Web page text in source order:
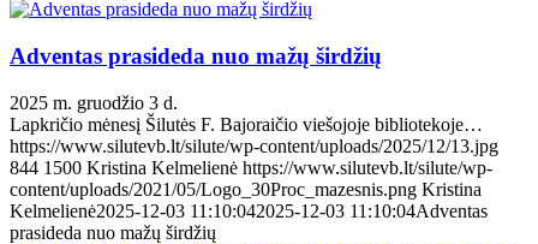
Adventas prasideda nuo mažų širdžių
2025 m. gruodžio 3 d.
Lapkričio mėnesį Šilutės F. Bajoraičio viešojoje bibliotekoje…
https://www.silutevb.lt/silute/wp-content/uploads/2025/12/13.jpg
844 1500 Kristina Kelmelienė https://www.silutevb.lt/silute/wp-
content/uploads/2021/05/Logo_30Proc_mazesnis.png Kristina
Kelmelienė2025-12-03 11:10:042025-12-03 11:10:04Adventas
prasideda nuo mažų širdžių